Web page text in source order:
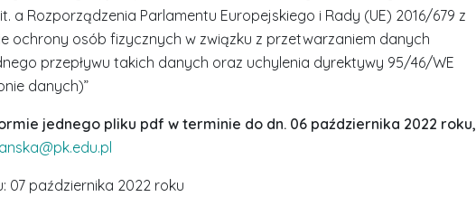
a Rozporządzenia Parlamentu Europejskiego i Rady (UE) 2016/679 z
ochrony osób fizycznych w związku z przetwarzaniem danych
przepływu takich danych oraz uchylenia dyrektywy 95/46/WE
danych)”
jednego pliku pdf w terminie do dn. 06 października 2022 roku,
07 października 2022 roku